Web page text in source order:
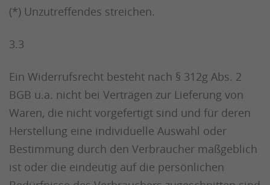
(*) Unzutreffendes streichen.
3.3
Ein Widerrufsrecht besteht nach § 312g Abs. 2
BGB u.a. nicht bei Verträgen zur Lieferung von
Waren, die nicht vorgefertigt sind und für deren
Herstellung eine individuelle Auswahl oder
Bestimmung durch den Verbraucher maßgeblich
ist oder die eindeutig auf die persönlichen